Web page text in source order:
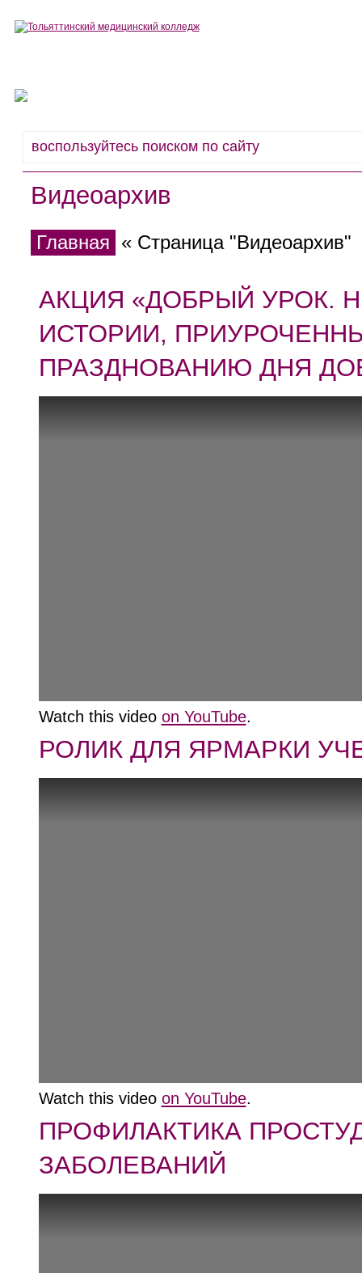
Видеоархив
Главная « Страница "Видеоархив"
АКЦИЯ «ДОБРЫЙ УРОК.
ИСТОРИИ,
ПРАЗДНОВАНИЮ ДНЯ
Watch this video on YouTube.
РОЛИК ДЛЯ ЯРМАРКИ
Watch this video on YouTube.
ПРОФИЛАКТИКА
ЗАБОЛЕВАНИЙ